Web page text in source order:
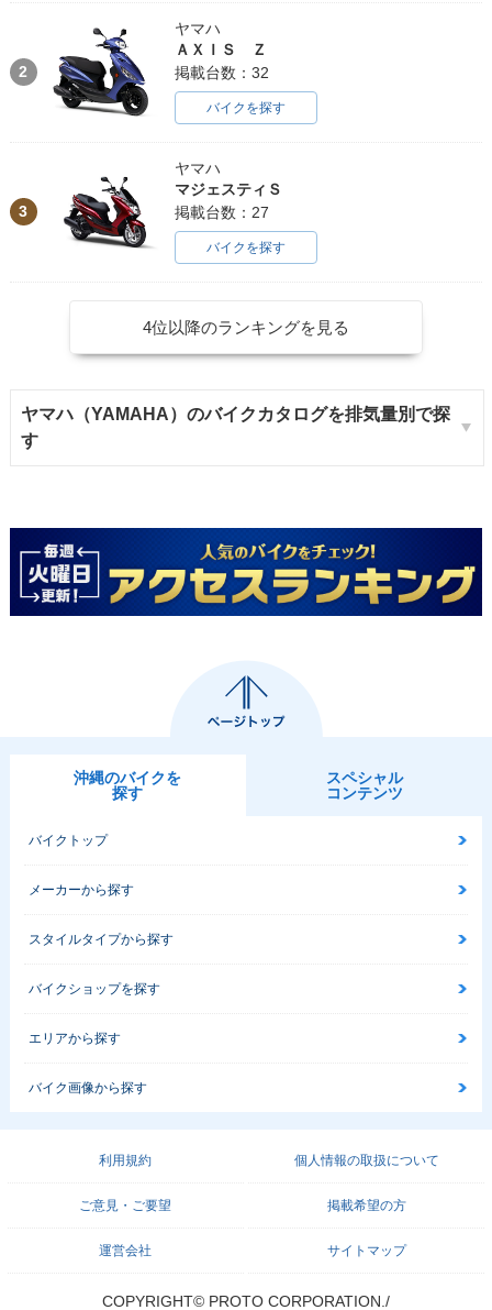
2
ヤマハ
ＡＸＩＳ Ｚ
掲載台数：32
バイクを探す
3
ヤマハ
マジェスティＳ
掲載台数：27
バイクを探す
4位以降のランキングを見る
ヤマハ（YAMAHA）のバイクカタログを排気量別で探
す
沖縄のバイクを
探す
スペシャル
コンテンツ
バイクトップ
メーカーから探す
スタイルタイプから探す
バイクショップを探す
エリアから探す
バイク画像から探す
利用規約 個人情報の取扱について
ご意見・ご要望 掲載希望の方
運営会社 サイトマップ
COPYRIGHT© PROTO CORPORATION./